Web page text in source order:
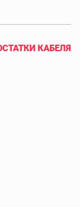
КАБЕЛЯ